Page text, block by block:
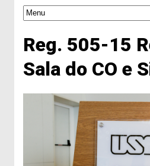
Reg. 505-15
Sala do CO e